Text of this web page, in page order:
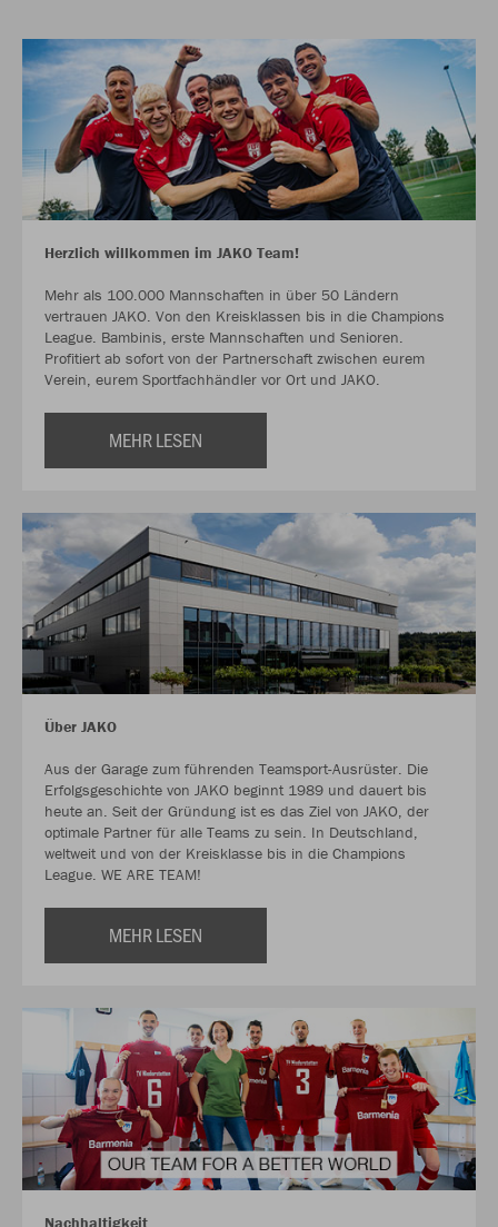
Herzlich willkommen im JAKO Team!
Mehr als 100.000 Mannschaften in über 50 Ländern
vertrauen JAKO. Von den Kreisklassen bis in die Champions
League. Bambinis, erste Mannschaften und Senioren.
Profitiert ab sofort von der Partnerschaft zwischen eurem
Verein, eurem Sportfachhändler vor Ort und JAKO.
MEHR LESEN
Über JAKO
Aus der Garage zum führenden Teamsport-Ausrüster. Die
Erfolgsgeschichte von JAKO beginnt 1989 und dauert bis
heute an. Seit der Gründung ist es das Ziel von JAKO, der
optimale Partner für alle Teams zu sein. In Deutschland,
weltweit und von der Kreisklasse bis in die Champions
League. WE ARE TEAM!
MEHR LESEN
Nachhaltigkeit